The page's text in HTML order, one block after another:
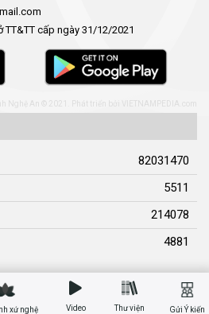
TT&TT cấp ngày 31/12/2021
Nghệ An © 2021. Phát triển bởi
82031470
5511
214078
4881
xứ nghệ Video Thư viện Gửi Ý kiến